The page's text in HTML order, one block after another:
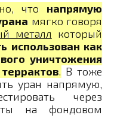
что напрямую
мягко говоря
металл который
использован как
уничтожения
террактов. В тоже
уран напрямую,
через
на фондовом